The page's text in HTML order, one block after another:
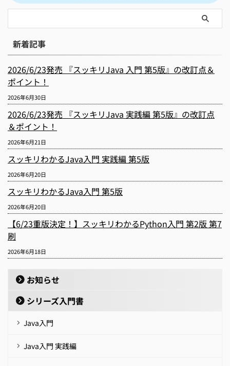
新着記事
2026/6/23発売 『スッキリJava 入門 第5版』の改訂点＆
ポイント！
2026年6月30日
2026/6/23発売 『スッキリJava 実践編 第5版』の改訂点
＆ポイント！
2026年6月21日
スッキリわかるJava入門 実践編 第5版
2026年6月20日
スッキリわかるJava入門 第5版
2026年6月20日
【6/23重版決定！】スッキリわかるPython入門 第2版 第7
刷
2026年6月18日
お知らせ
シリーズ入門書
Java入門
Java入門 実践編